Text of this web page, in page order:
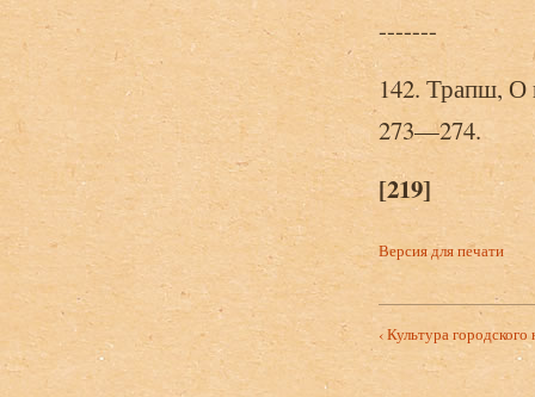
-------
142. Трапш, О
273—274.
[219]
Версия для печати
‹ Культура городского